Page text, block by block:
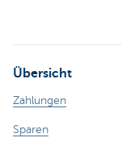
Übersicht
Zahlungen
Sparen